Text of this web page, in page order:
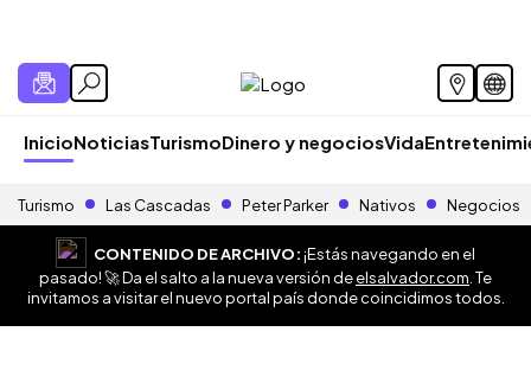
InicioNoticiasTurismoDinero y negociosVida
Turismo Las Cascadas Peter Parker Nativos Negocios
CONTENIDO DE ARCHIVO:¡Estás navegando en el
pasado! 🚀 Da el salto a la nueva versión deelsalvador.com . Te
invitamos a visitar el nuevo portal país donde coincidimos todos.